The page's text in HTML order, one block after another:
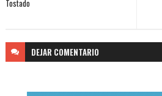
Tostado
DEJAR COMENTARIO